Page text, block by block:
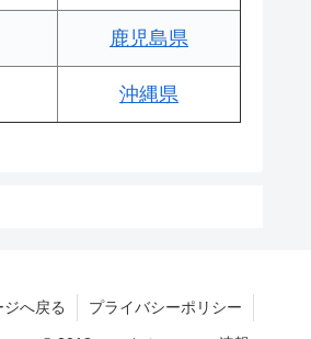
鹿児島県
沖縄県
ジへ戻る プライバシーポリシー